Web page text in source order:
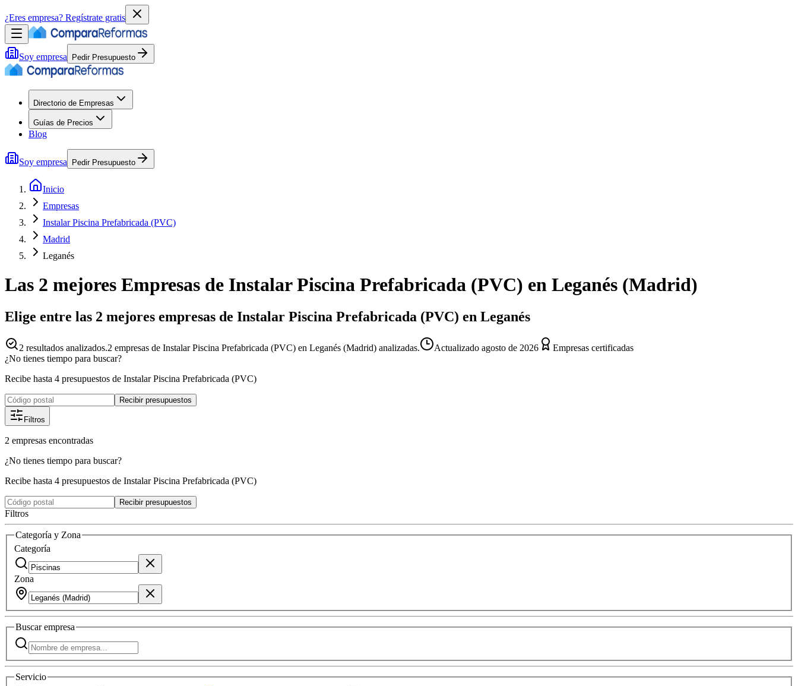
¿Eres empresa? Regístrate gratis
Soy empresa Pedir Presupuesto
Directorio de Empresas
Guías de Precios
Blog
Soy empresa Pedir Presupuesto
Inicio
Empresas
Instalar Piscina Prefabricada (PVC)
Madrid
Leganés
Las 2 mejores Empresas de Instalar Piscina Prefabricada (PVC) en Leganés (Madrid)
Elige entre las 2 mejores empresas de Instalar Piscina Prefabricada (PVC) en Leganés
2 resultados analizados.2 empresas de Instalar Piscina Prefabricada (PVC) en Leganés (Madrid) analizadas. Actualizado agosto de 2026
Empresas certificadas
¿No tienes tiempo para buscar?
Recibe hasta 4 presupuestos de Instalar Piscina Prefabricada (PVC)
Recibir presupuestos
Filtros
2 empresas encontradas
¿No tienes tiempo para buscar?
Recibe hasta 4 presupuestos de Instalar Piscina Prefabricada (PVC)
Recibir presupuestos
Filtros
Categoría y Zona
Categoría
Zona
Buscarempresa
Servicio